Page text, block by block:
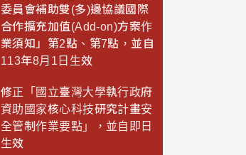
委員會補助雙(多)邊協議國際
合作擴充加值(Add-on)方案作
業須知」第2點、第7點，並自
113年8月1日生效
修正「國立臺灣大學執行政府
資助國家核心科技研究計畫安
全管制作業要點」，並自即日
生效